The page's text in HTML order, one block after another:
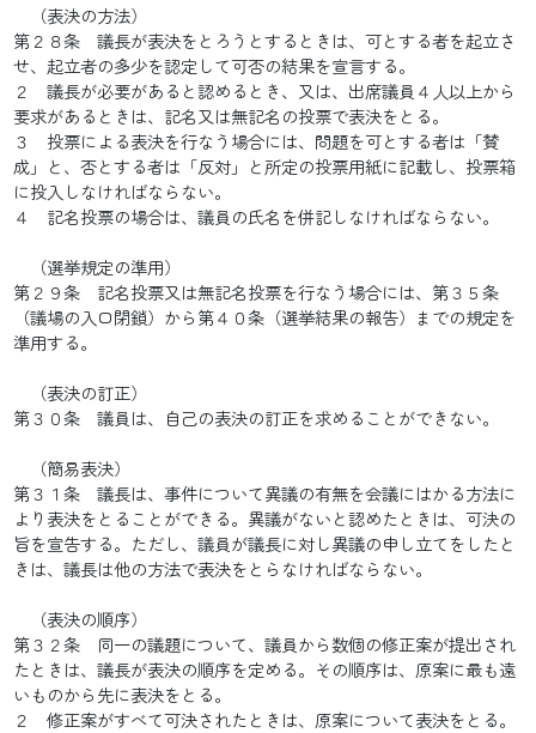
（表決の方法）
第２８条 議長が表決をとろうとするときは、可とする者を起立さ
せ、起立者の多少を認定して可否の結果を宣言する。
２ 議長が必要があると認めるとき、又は、出席議員４人以上から
要求があるときは、記名又は無記名の投票で表決をとる。
３ 投票による表決を行なう場合には、問題を可とする者は「賛
成」と、否とする者は「反対」と所定の投票用紙に記載し、投票箱
に投入しなければならない。
４ 記名投票の場合は、議員の氏名を併記しなければならない。
（選挙規定の準用）
第２９条 記名投票又は無記名投票を行なう場合には、第３５条
（議場の入口閉鎖）から第４０条（選挙結果の報告）までの規定を
準用する。
（表決の訂正）
第３０条 議員は、自己の表決の訂正を求めることができない。
（簡易表決）
第３１条 議長は、事件について異議の有無を会議にはかる方法に
より表決をとることができる。異議がないと認めたときは、可決の
旨を宣告する。ただし、議員が議長に対し異議の申し立てをしたと
きは、議長は他の方法で表決をとらなければならない。
（表決の順序）
第３２条 同一の議題について、議員から数個の修正案が提出され
たときは、議長が表決の順序を定める。その順序は、原案に最も遠
いものから先に表決をとる。
２ 修正案がすべて可決されたときは、原案について表決をとる。